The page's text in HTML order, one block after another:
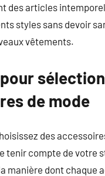
des articles
styles sans devoir
vêtements.
de mode
des
tenir compte de votre
manière dont chaque